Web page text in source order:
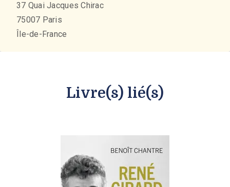
37 Quai Jacques Chirac
75007 Paris
Île-de-France
Livre(s) lié(s)